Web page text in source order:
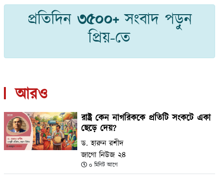
প্রতিদিন ৩৫০০+সংবাদ পড়ুন
প্রিয়-তে
আরও
রাষ্ট্র কেন নাগরিককে প্রতিটি সংকটে একা
ছেড়ে দেয়?
ড. হারুন রশীদ
জাগো নিউজ ২৪
০ মিনিট আগে